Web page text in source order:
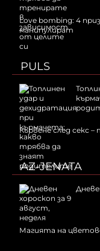
Love bombing: 4
манипулират
PULS
Кървене след секс
AZ-JENATA
Магията на